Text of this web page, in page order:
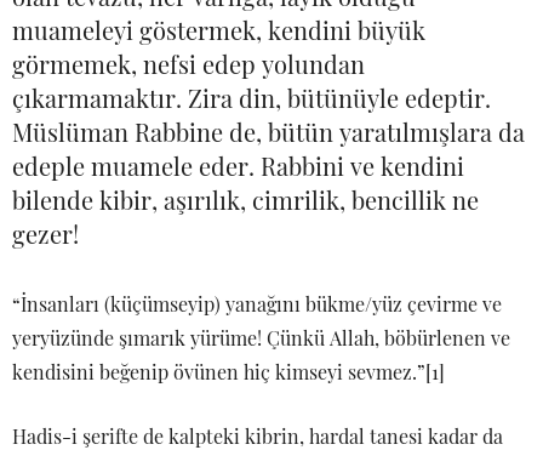
muameleyi göstermek, kendini büyük
görmemek, nefsi edep yolundan
çıkarmamaktır. Zira din, bütünüyle edeptir.
Müslüman Rabbine de, bütün yaratılmışlara da
edeple muamele eder. Rabbini ve kendini
bilende kibir, aşırılık, cimrilik, bencillik ne
gezer!
“İnsanları (küçümseyip) yanağını bükme/yüz çevirme ve
yeryüzünde şımarık yürüme! Çünkü Allah, böbürlenen ve
kendisini beğenip övünen hiç kimseyi sevmez.”[1]
Hadis-i şerifte de kalpteki kibrin, hardal tanesi kadar da